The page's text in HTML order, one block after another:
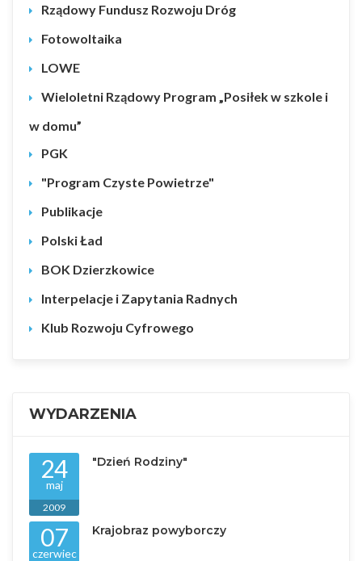
Rządowy Fundusz Rozwoju Dróg
Fotowoltaika
LOWE
Wieloletni Rządowy Program „Posiłek w szkole i
w domu”
PGK
"Program Czyste Powietrze"
Publikacje
Polski Ład
BOK Dzierzkowice
Interpelacje i Zapytania Radnych
Klub Rozwoju Cyfrowego
WYDARZENIA
24
maj
2009
"Dzień Rodziny"
07
czerwiec
Krajobraz powyborczy